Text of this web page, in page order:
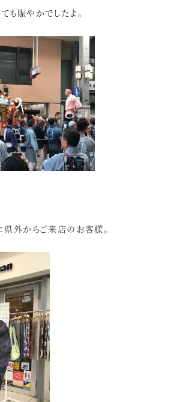
も賑やかでしたよ。
外からご来店のお客様。